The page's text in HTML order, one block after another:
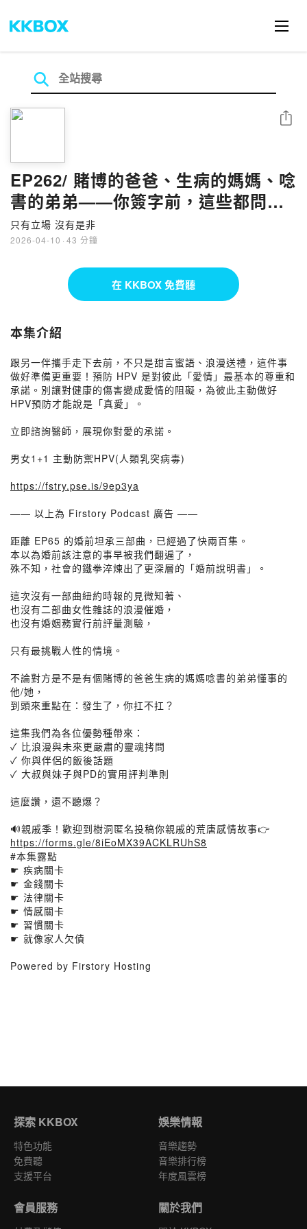
EP262/ 賭博的爸爸、生病的媽媽、唸
書的弟弟——你簽字前，這些都問了
嗎？
只有立場 沒有是非
2026-04-10 · 43 分鐘
分享
在 KKBOX 免費聽
本集介紹
跟另一伴攜手走下去前，不只是甜言蜜語、浪漫送禮，這件事
做好準備更重要！預防 HPV 是對彼此「愛情」最基本的尊重和
承諾。別讓對健康的傷害變成愛情的阻礙，為彼此主動做好
HPV預防才能說是「真愛」。
立即諮詢醫師，展現你對愛的承諾。
男女1+1 主動防禦HPV(人類乳突病毒)
https://fstry.pse.is/9ep3ya
—— 以上為 Firstory Podcast 廣告 ——
距離 EP65 的婚前坦承三部曲，已經過了快兩百集。
本以為婚前該注意的事早被我們翻遍了，
殊不知，社會的鐵拳淬煉出了更深層的「婚前說明書」。
這次沒有一部曲紐約時報的見微知著、
也沒有二部曲女性雜誌的浪漫催婚，
也沒有婚姻務實行前評量測驗，
只有最挑戰人性的情境。
不論對方是不是有個賭博的爸爸生病的媽媽唸書的弟弟懂事的
他/她，
到頭來重點在：發生了，你扛不扛？
這集我們為各位優勢種帶來：
✓ 比浪漫與未來更嚴肅的靈魂拷問
✓ 你與伴侶的飯後話題
✓ 大叔與妹子與PD的實用評判準則
這麼讚，還不聽爆？
🔊親戚季！歡迎到樹洞匿名投稿你親戚的荒唐感情故事👉
https://forms.gle/8iEoMX39ACKLRUhS8
#本集露點
☛ 疾病關卡
☛ 金錢關卡
☛ 法律關卡
☛ 情感關卡
☛ 習慣關卡
☛ 就像家人欠債
Powered by Firstory Hosting
探索 KKBOX
特色功能
免費聽
支援平台
娛樂情報
音樂趨勢
音樂排行榜
年度風雲榜
會員服務 關於我們